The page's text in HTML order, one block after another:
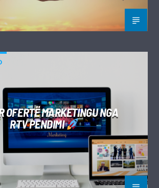
OFERTË MARKETINGU NGA
RTV PENDIMI